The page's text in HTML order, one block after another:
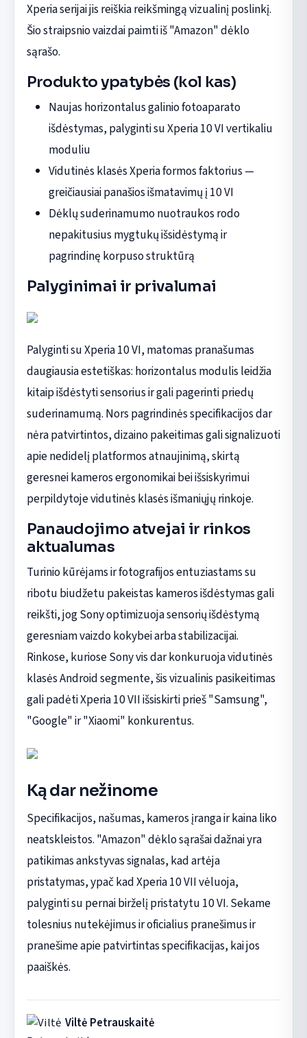
Xperia serijai jis reiškia reikšmingą vizualinį poslinkį.
Šio straipsnio vaizdai paimti iš "Amazon" dėklo
sąrašo.
Produkto ypatybės (kol kas)
Naujas horizontalus galinio fotoaparato
išdėstymas, palyginti su Xperia 10 VI vertikaliu
moduliu
Vidutinės klasės Xperia formos faktorius —
greičiausiai panašios išmatavimų į 10 VI
Dėklų suderinamumo nuotraukos rodo
nepakitusius mygtukų išsidėstymą ir
pagrindinę korpuso struktūrą
Palyginimai ir privalumai
Palyginti su Xperia 10 VI, matomas pranašumas
daugiausia estetiškas: horizontalus modulis leidžia
kitaip išdėstyti sensorius ir gali pagerinti priedų
suderinamumą. Nors pagrindinės specifikacijos dar
nėra patvirtintos, dizaino pakeitimas gali signalizuoti
apie nedidelį platformos atnaujinimą, skirtą
geresnei kameros ergonomikai bei išsiskyrimui
perpildytoje vidutinės klasės išmaniųjų rinkoje.
Panaudojimo atvejai ir rinkos
aktualumas
Turinio kūrėjams ir fotografijos entuziastams su
ribotu biudžetu pakeistas kameros išdėstymas gali
reikšti, jog Sony optimizuoja sensorių išdėstymą
geresniam vaizdo kokybei arba stabilizacijai.
Rinkose, kuriose Sony vis dar konkuruoja vidutinės
klasės Android segmente, šis vizualinis pasikeitimas
gali padėti Xperia 10 VII išsiskirti prieš "Samsung",
"Google" ir "Xiaomi" konkurentus.
Ką dar nežinome
Specifikacijos, našumas, kameros įranga ir kaina liko
neatskleistos. "Amazon" dėklo sąrašai dažnai yra
patikimas ankstyvas signalas, kad artėja
pristatymas, ypač kad Xperia 10 VII vėluoja,
palyginti su pernai birželį pristatytu 10 VI. Sekame
tolesnius nutekėjimus ir oficialius pranešimus ir
pranešime apie patvirtintas specifikacijas, kai jos
paaiškės.
Viltė Petrauskaitė